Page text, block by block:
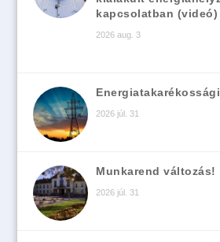
kapcsolatban (videó)
2026 aug. 3
2026 júl. 31
Munkarend változás!
2026 júl. 31